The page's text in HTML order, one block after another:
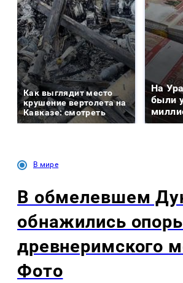
Как выглядит место
крушение вертолета на
Кавказе: смотреть
На
были
В мире
В обмелевшем
обнажились
древнеримского
Фото